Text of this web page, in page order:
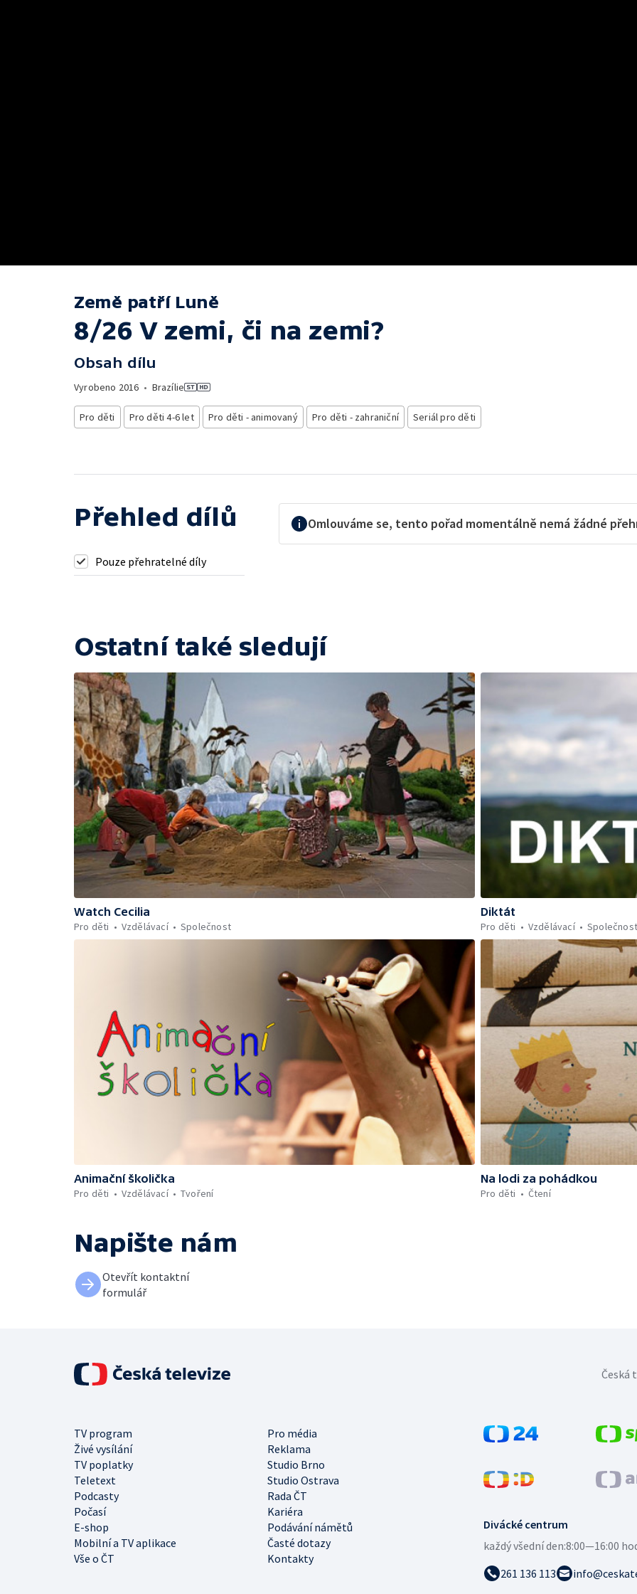
Země patří Luně
8/26 V zemi, či na zemi?
Obsah dílu
Vyrobeno 2016 • Brazílie
Pro děti Pro děti 4-6 let Pro děti - animovaný Pro děti - zahraniční Seriál pro děti
Přehled dílů
Pouze přehratelné díly
Omlouváme se, tento pořad momentálně nemá žádné
Ostatní také sledují
Watch Cecilia
Pro děti
Vzdělávací Společnost
Diktát
Pro děti
Vzdělávací
Animační školička
Pro děti
Vzdělávací Tvoření
Na lodi za pohádkou
Pro děti
Čtení
Napište nám
Otevřít kontaktní
formulář
Divácké centrum
každý všední den:8:00—16:00
261 136 113
TV program
Pro média
Živé vysílání
Reklama
TV poplatky
Studio Brno
Teletext
Studio Ostrava
Podcasty
Rada ČT
Počasí
Kariéra
E-shop
Podávání námětů
Mobilní a TV aplikace
Časté dotazy
Vše o ČT
Kontakty
Česká